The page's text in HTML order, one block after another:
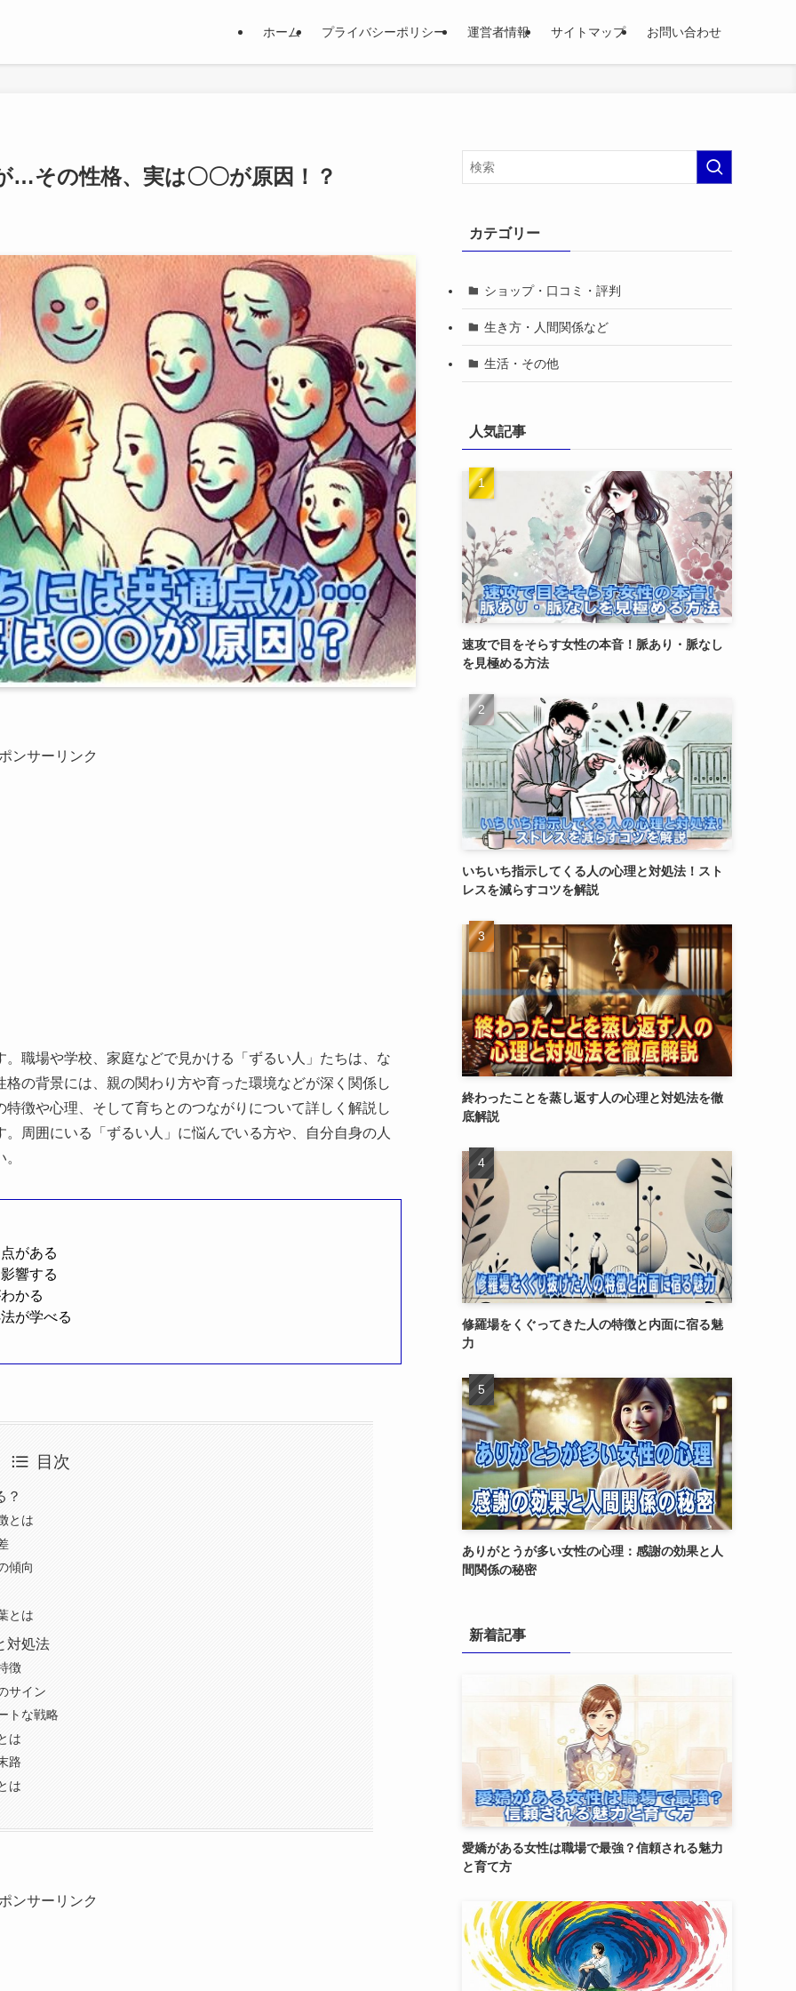
ホーム プライバシーポリシー 運営者情報 サイトマップ お問い合わせ
…その性格、実は〇〇が原因！？
ンサーリンク
職場や学校、家庭などで見かける「ずるい人」たちは、な
の背景には、親の関わり方や育った環境などが深く関係し
徴や心理、そして育ちとのつながりについて詳しく解説し
周囲にいる「ずるい人」に悩んでいる方や、自分自身の人
がある
響する
かる
が学べる
目次
？
とは
傾向
とは
対処法
徴
サイン
トな戦略
は
路
は
ンサーリンク
カテゴリー
ショップ・口コミ・評判
生き方・人間関係など
生活・その他
人気記事
速攻で目をそらす女性の本音！脈あり・脈なし
を見極める方法
いちいち指示してくる人の心理と対処法！スト
レスを減らすコツを解説
終わったことを蒸し返す人の心理と対処法を徹
底解説
修羅場をくぐってきた人の特徴と内面に宿る魅
力
ありがとうが多い女性の心理：感謝の効果と人
間関係の秘密
新着記事
愛嬌がある女性は職場で最強？信頼される魅力
と育て方